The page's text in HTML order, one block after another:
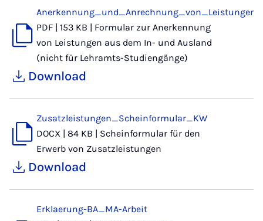
PDF | 153 KB | Formular zur Anerkennung
von Leistungen aus dem In- und Ausland
(nicht für Lehramts-Studiengänge)
Download
Zusatzleistungen_Scheinformular_KW
DOCX | 84 KB | Scheinformular für den
Erwerb von Zusatzleistungen
Download
Erklaerung-BA_MA-Arbeit